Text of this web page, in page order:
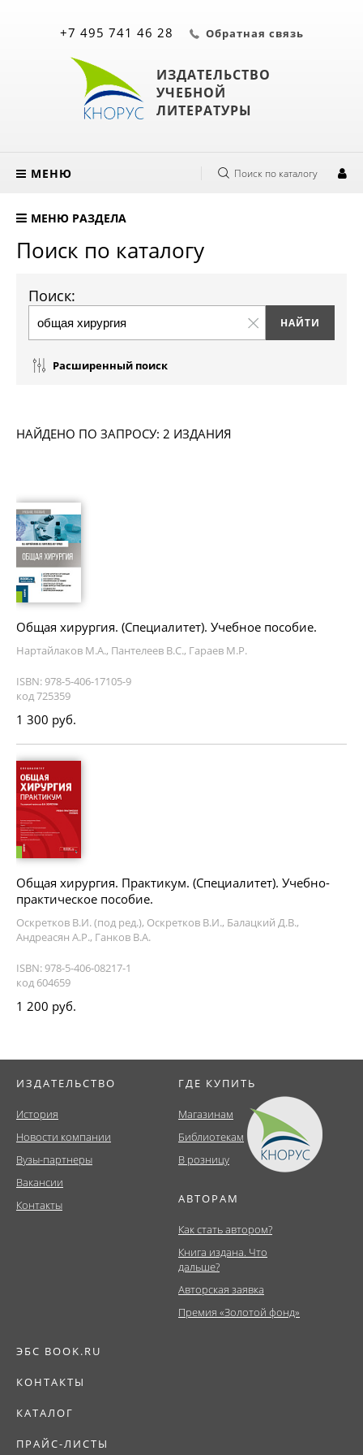
ИЗДАТЕЛЬСТВО
УЧЕБНОЙ
ЛИТЕРАТУРЫ
+7 495 741 46 28 Обратная связь
МЕНЮ Поиск по каталогу
МЕНЮ РАЗДЕЛА
Поиск по каталогу
Поиск:
Расширенный поиск
НАЙДЕНО ПО ЗАПРОСУ: 2 ИЗДАНИЯ
Общая хирургия. (Специалитет). Учебное пособие.
Нартайлаков М.А., Пантелеев В.С., Гараев М.Р.
ISBN: 978-5-406-17105-9
код 725359
1 300 руб.
Общая хирургия. Практикум. (Специалитет). Учебно-
практическое пособие.
Оскретков В.И. (под ред.), Оскретков В.И., Балацкий Д.В.,
Андреасян А.Р., Ганков В.А.
ISBN: 978-5-406-08217-1
код 604659
1 200 руб.
ИЗДАТЕЛЬСТВО
История
Новости компании
Вузы-партнеры
Вакансии
Контакты
ГДЕ КУПИТЬ
Магазинам
Библиотекам
В розницу
АВТОРАМ
Как стать автором?
Книга издана. Что
дальше?
Авторская заявка
Премия «Золотой фонд»
ЭБС BOOK.RU
КОНТАКТЫ
КАТАЛОГ
ПРАЙС-ЛИСТЫ